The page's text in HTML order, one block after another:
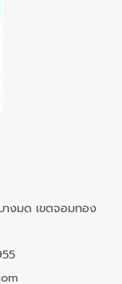
างมด เขตจอมทอง